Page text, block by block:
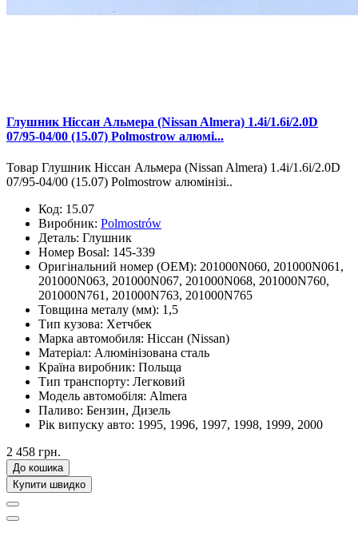
Глушник Ніссан Альмера (Nissan Almera) 1.4i/1.6i/2.0D
07/95-04/00 (15.07) Polmostrow алюмі...
Товар Глушник Ніссан Альмера (Nissan Almera) 1.4i/1.6i/2.0D
07/95-04/00 (15.07) Polmostrow алюмінізі..
Код: 15.07
Виробник: Polmostrów
Деталь: Глушник
Номер Bosal: 145-339
Оригінальний номер (OEM): 201000N060, 201000N061,
201000N063, 201000N067, 201000N068, 201000N760,
201000N761, 201000N763, 201000N765
Товщина металу (мм): 1,5
Тип кузова: Хетчбек
Марка автомобиля: Ніссан (Nissan)
Матеріал: Алюмінізована сталь
Країна виробник: Польща
Тип транспорту: Легковий
Модель автомобіля: Almera
Паливо: Бензин, Дизель
Рік випуску авто: 1995, 1996, 1997, 1998, 1999, 2000
2 458 грн.
До кошика
Купити швидко